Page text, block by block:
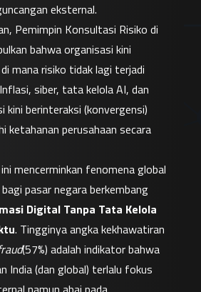
eksternal.
Pemimpin Konsultasi Risiko di
bahwa organisasi kini
mana risiko tidak lagi terjadi
siber, tata kelola AI, dan
kini berinteraksi (konvergensi)
ketahanan perusahaan secara
mencerminkan fenomena global
pasar negara berkembang
Digital Tanpa Tata Kelola
. Tingginya angka kekhawatiran
(57%) adalah indikator bahwa
India (dan global) terlalu fokus